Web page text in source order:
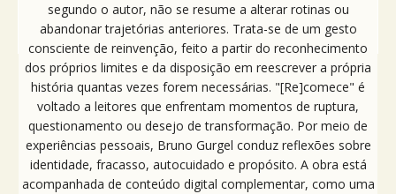
segundo o autor, não se resume a alterar rotinas ou
abandonar trajetórias anteriores. Trata-se de um gesto
consciente de reinvenção, feito a partir do reconhecimento
dos próprios limites e da disposição em reescrever a própria
história quantas vezes forem necessárias. "[Re]comece" é
voltado a leitores que enfrentam momentos de ruptura,
questionamento ou desejo de transformação. Por meio de
experiências pessoais, Bruno Gurgel conduz reflexões sobre
identidade, fracasso, autocuidado e propósito. A obra está
acompanhada de conteúdo digital complementar, como uma